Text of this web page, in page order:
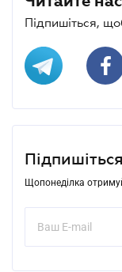
Підпишіться,
Щопонеділка